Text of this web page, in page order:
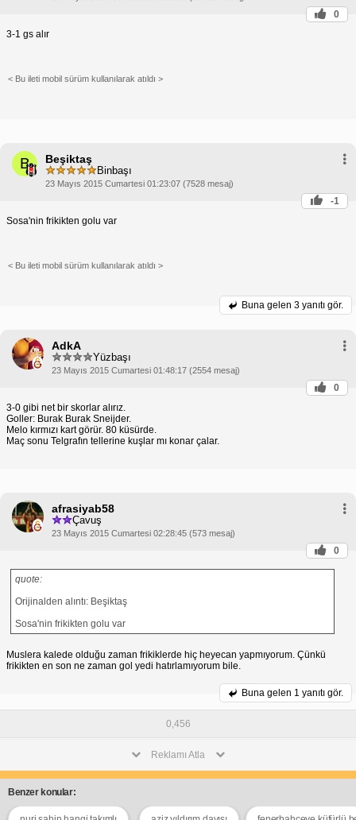
0
3-1 gs alır
< Bu ileti mobil sürüm kullanılarak atıldı >
B Beşiktaş
Binbaşı
23 Mayıs 2015 Cumartesi 01:23:07 (7528 mesaj)
-1
Sosa'nin frikikten golu var
< Bu ileti mobil sürüm kullanılarak atıldı >
Buna gelen 3 yanıtı gör.
AdkA
Yüzbaşı
23 Mayıs 2015 Cumartesi 01:48:17 (2554 mesaj)
0
3-0 gibi net bir skorlar alırız.
Goller: Burak Burak Sneijder.
Melo kırmızı kart görür. 80 küsürde.
Maç sonu Telgrafın tellerine kuşlar mı konar çalar.
afrasiyab58
Çavuş
23 Mayıs 2015 Cumartesi 02:28:45 (573 mesaj)
0
quote:
Orijinalden alıntı: Beşiktaş
Sosa'nin frikikten golu var
Muslera kalede olduğu zaman frikiklerde hiç heyecan yapmıyorum. Çünkü
frikikten en son ne zaman gol yedi hatırlamıyorum bile.
Buna gelen 1 yanıtı gör.
0,456
Reklamı Atla
Benzer konular: